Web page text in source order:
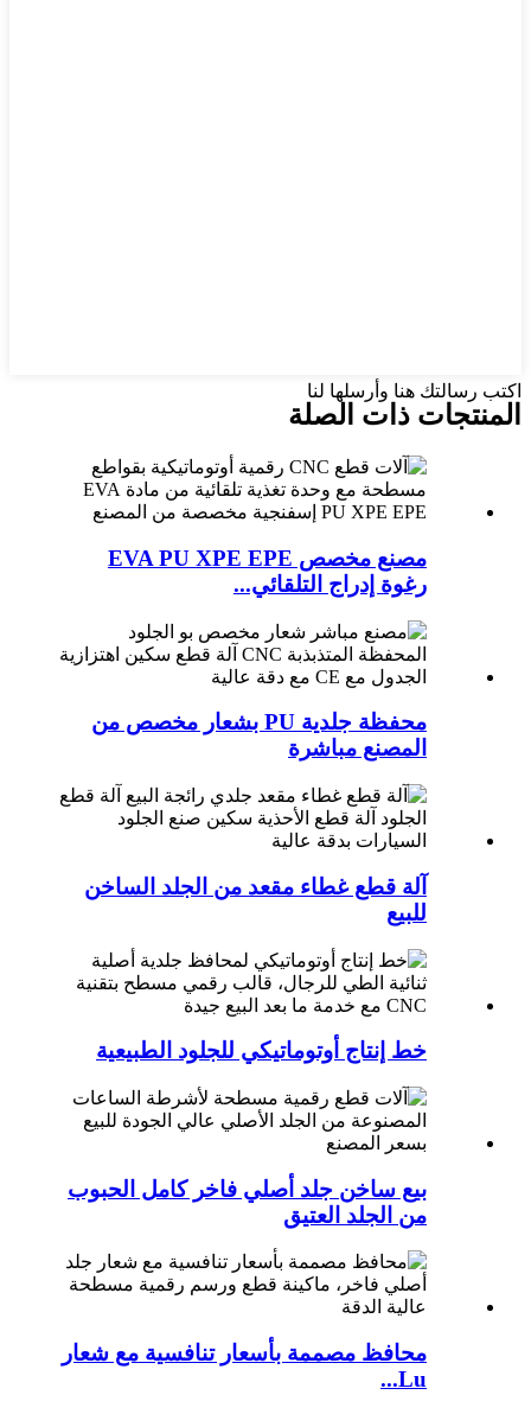
اكتب رسالتك هنا وأرسلها لنا
المنتجات ذات الصلة
مصنع مخصص EVA PU XPE EPE
رغوة إدراج التلقائي...
محفظة جلدية PU بشعار مخصص من
المصنع مباشرة
آلة قطع غطاء مقعد من الجلد الساخن
للبيع
خط إنتاج أوتوماتيكي للجلود الطبيعية
بيع ساخن جلد أصلي فاخر كامل الحبوب
من الجلد العتيق
محافظ مصممة بأسعار تنافسية مع شعار
Lu...